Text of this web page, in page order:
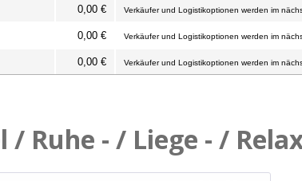
0,00 € Verkäufer und Logistikoptionen werden im
0,00 € Verkäufer und Logistikoptionen werden im
0,00 € Verkäufer und Logistikoptionen werden im